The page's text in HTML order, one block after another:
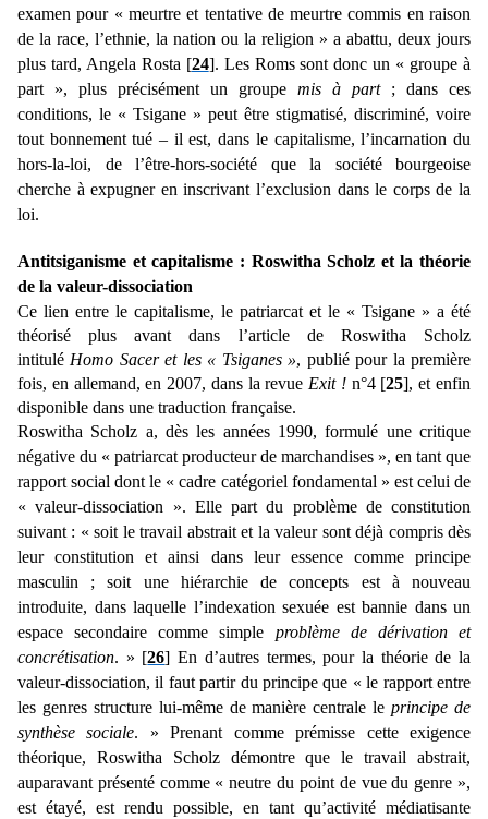
examen pour « meurtre et tentative de meurtre commis en raison
de la race, l’ethnie, la nation ou la religion » a abattu, deux jours
plus tard, Angela Rosta [24]. Les Roms sont donc un « groupe à
part », plus précisément un groupe mis à part; dans ces
conditions, le « Tsigane » peut être stigmatisé, discriminé, voire
tout bonnement tué – il est, dans le capitalisme, l’incarnation du
hors-la-loi, de l’être-hors-société que la société bourgeoise
cherche à expugner en inscrivant l’exclusion dans le corps de la
loi.
Antitsiganisme et capitalisme : Roswitha Scholz et la théorie
de la valeur-dissociation
Ce lien entre le capitalisme, le patriarcat et le « Tsigane » a été
théorisé plus avant dans l’article de Roswitha Scholz
intitulé Homo Sacer et les « Tsiganes », publié pour la première
fois, en allemand, en 2007, dans la revue Exit !n°4 [25], et enfin
disponible dans une traduction française.
Roswitha Scholz a, dès les années 1990, formulé une critique
négative du « patriarcat producteur de marchandises », en tant que
rapport social dont le « cadre catégoriel fondamental » est celui de
« valeur-dissociation ». Elle part du problème de constitution
suivant : « soit le travail abstrait et la valeur sont déjà compris dès
leur constitution et ainsi dans leur essence comme principe
masculin ; soit une hiérarchie de concepts est à nouveau
introduite, dans laquelle l’indexation sexuée est bannie dans un
espace secondaire comme simple problème de dérivation et
concrétisation. » [26] En d’autres termes, pour la théorie de la
valeur-dissociation, il faut partir du principe que « le rapport entre
les genres structure lui-même de manière centrale leprincipe de
synthèse sociale. » Prenant comme prémisse cette exigence
théorique, Roswitha Scholz démontre que le travail abstrait,
auparavant présenté comme « neutre du point de vue du genre »,
est étayé, est rendu possible, en tant qu’activité médiatisante